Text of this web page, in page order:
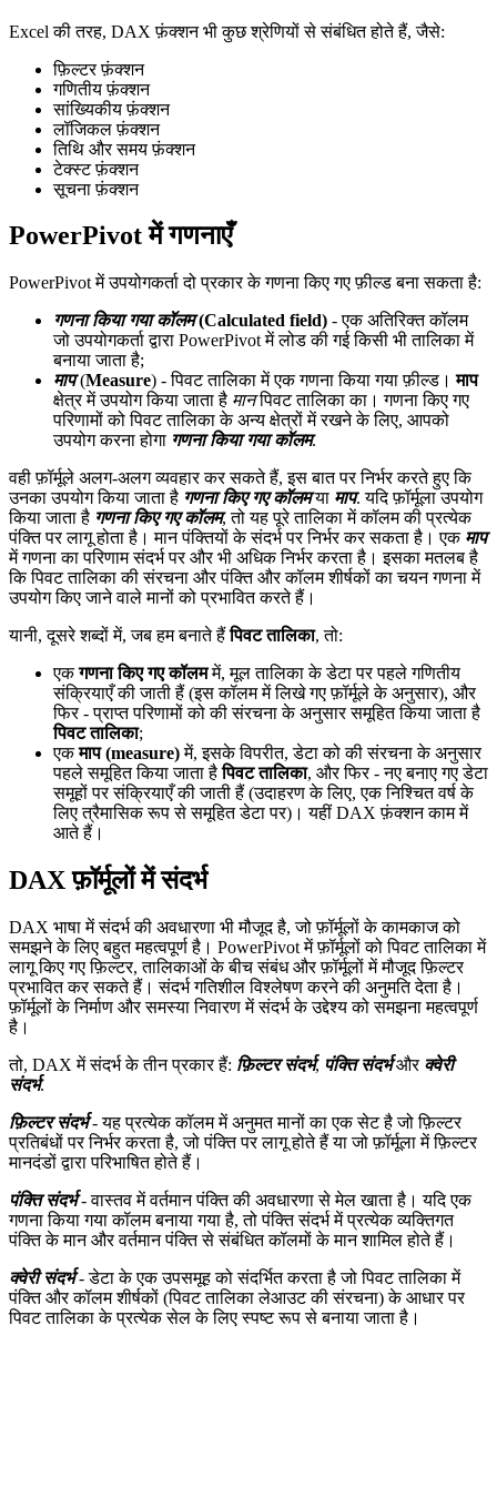
Excel की तरह, DAX फ़ंक्शन भी कुछ श्रेणियों से संबंधित होते हैं, जैसे:
फ़िल्टर फ़ंक्शन
गणितीय फ़ंक्शन
सांख्यिकीय फ़ंक्शन
लॉजिकल फ़ंक्शन
तिथि और समय फ़ंक्शन
टेक्स्ट फ़ंक्शन
सूचना फ़ंक्शन
PowerPivot में गणनाएँ
PowerPivot में उपयोगकर्ता दो प्रकार के गणना किए गए फ़ील्ड बना सकता है:
गणना किया गया कॉलम(Calculated field) - एक अतिरिक्त कॉलम
जो उपयोगकर्ता द्वारा PowerPivot में लोड की गई किसी भी तालिका में
बनाया जाता है;
माप(Measure) - पिवट तालिका में एक गणना किया गया फ़ील्ड।माप
क्षेत्र में उपयोग किया जाता है मानपिवट तालिका का। गणना किए गए
परिणामों को पिवट तालिका के अन्य क्षेत्रों में रखने के लिए, आपको
उपयोग करना होगा गणना किया गया कॉलम.
वही फ़ॉर्मूले अलग-अलग व्यवहार कर सकते हैं, इस बात पर निर्भर करते हुए कि
उनका उपयोग किया जाता है गणना किए गए कॉलमया माप. यदि फ़ॉर्मूला उपयोग
किया जाता है गणना किए गए कॉलम, तो यह पूरे तालिका में कॉलम की प्रत्येक
पंक्ति पर लागू होता है। मान पंक्तियों के संदर्भ पर निर्भर कर सकता है। एक माप
में गणना का परिणाम संदर्भ पर और भी अधिक निर्भर करता है। इसका मतलब है
कि पिवट तालिका की संरचना और पंक्ति और कॉलम शीर्षकों का चयन गणना में
उपयोग किए जाने वाले मानों को प्रभावित करते हैं।
यानी, दूसरे शब्दों में, जब हम बनाते हैंपिवट तालिका, तो:
एकगणना किए गए कॉलममें, मूल तालिका के डेटा पर पहले गणितीय
संक्रियाएँ की जाती हैं (इस कॉलम में लिखे गए फ़ॉर्मूले के अनुसार), और
फिर - प्राप्त परिणामों को की संरचना के अनुसार समूहित किया जाता है
पिवट तालिका;
एकमाप (measure)में, इसके विपरीत, डेटा को की संरचना के अनुसार
पहले समूहित किया जाता हैपिवट तालिका, और फिर - नए बनाए गए डेटा
समूहों पर संक्रियाएँ की जाती हैं (उदाहरण के लिए, एक निश्चित वर्ष के
लिए त्रैमासिक रूप से समूहित डेटा पर)। यहीं DAX फ़ंक्शन काम में
आते हैं।
DAX फ़ॉर्मूलों में संदर्भ
DAX भाषा में संदर्भ की अवधारणा भी मौजूद है, जो फ़ॉर्मूलों के कामकाज को
समझने के लिए बहुत महत्वपूर्ण है। PowerPivot में फ़ॉर्मूलों को पिवट तालिका में
लागू किए गए फ़िल्टर, तालिकाओं के बीच संबंध और फ़ॉर्मूलों में मौजूद फ़िल्टर
प्रभावित कर सकते हैं। संदर्भ गतिशील विश्लेषण करने की अनुमति देता है।
फ़ॉर्मूलों के निर्माण और समस्या निवारण में संदर्भ के उद्देश्य को समझना महत्वपूर्ण
है।
तो, DAX में संदर्भ के तीन प्रकार हैं: फ़िल्टर संदर्भ, पंक्ति संदर्भऔर क्वेरी
संदर्भ.
फ़िल्टर संदर्भ- यह प्रत्येक कॉलम में अनुमत मानों का एक सेट है जो फ़िल्टर
प्रतिबंधों पर निर्भर करता है, जो पंक्ति पर लागू होते हैं या जो फ़ॉर्मूला में फ़िल्टर
मानदंडों द्वारा परिभाषित होते हैं।
पंक्ति संदर्भ- वास्तव में वर्तमान पंक्ति की अवधारणा से मेल खाता है। यदि एक
गणना किया गया कॉलम बनाया गया है, तो पंक्ति संदर्भ में प्रत्येक व्यक्तिगत
पंक्ति के मान और वर्तमान पंक्ति से संबंधित कॉलमों के मान शामिल होते हैं।
क्वेरी संदर्भ- डेटा के एक उपसमूह को संदर्भित करता है जो पिवट तालिका में
पंक्ति और कॉलम शीर्षकों (पिवट तालिका लेआउट की संरचना) के आधार पर
पिवट तालिका के प्रत्येक सेल के लिए स्पष्ट रूप से बनाया जाता है।